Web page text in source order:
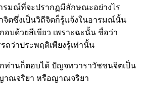
รมณ์ที่จะปรากฏมีลักษณะอย่างไร
ตซึ่งเป็นวิถีจิตก็รู้แจ้งในอารมณ์นั้น
อบด้วยสีเขียว เพราะฉะนั้น ชื่อว่า
ว่าประพฤติเพียงรู้เท่านั้น
ท่านก็ตอบได้ ปัญจทวาราวัชชนจิตเป็น
ณจริยา หรือญาณจริยา